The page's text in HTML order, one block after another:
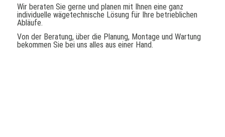
Wir beraten Sie gerne und planen mit Ihnen eine ganz
individuelle wägetechnische Lösung für Ihre betrieblichen
Abläufe.
Von der Beratung, über die Planung, Montage und Wartung
bekommen Sie bei uns alles aus einer Hand.